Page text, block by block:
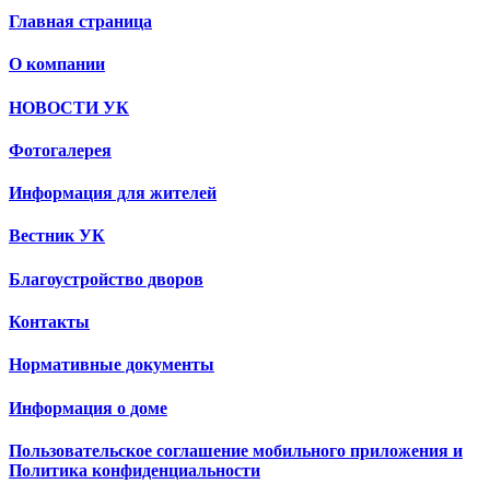
Главная страница
О компании
НОВОСТИ УК
Фотогалерея
Информация для жителей
Вестник УК
Благоустройство дворов
Контакты
Нормативные документы
Информация о доме
Пользовательское соглашение мобильного приложения и
Политика конфиденциальности